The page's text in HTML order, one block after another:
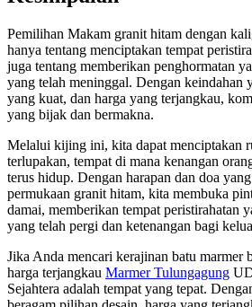
Pemilihan Makam granit hitam dengan
hanya tentang menciptakan tempat
juga tentang memberikan penghormatan
yang telah meninggal. Dengan keindahan
yang kuat, dan harga yang terjangkau,
yang bijak dan bermakna.
Melalui kijing ini, kita dapat menciptakan
terlupakan, tempat di mana kenangan
terus hidup. Dengan harapan dan doa
permukaan granit hitam, kita membuka
damai, memberikan tempat peristirahatan
yang telah pergi dan ketenangan bagi
Jika Anda mencari kerajinan batu marmer
harga terjangkau Marmer Tulungagung
Sejahtera adalah tempat yang tepat.